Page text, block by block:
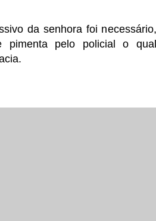
da senhora foi necessário,
pimenta pelo policial o qual